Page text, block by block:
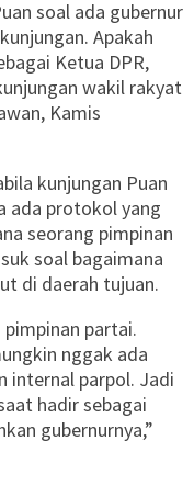
soal ada gubernur
Apakah
Ketua DPR,
wakil rakyat
Kamis
kunjungan Puan
ada protokol yang
seorang pimpinan
soal bagaimana
di daerah tujuan.
pimpinan partai.
nggak ada
internal parpol. Jadi
hadir sebagai
gubernurnya,”